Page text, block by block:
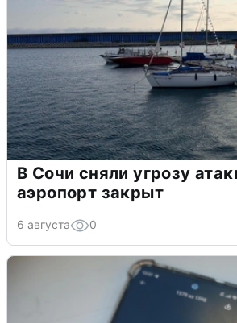
В Сочи сняли угрозу
аэропорт закрыт
6 августа 0